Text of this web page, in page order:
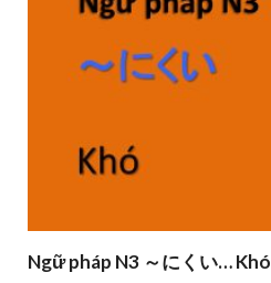
Ngữ pháp N3 ～にくい… Khó